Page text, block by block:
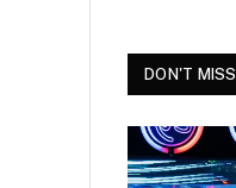
DON'T MISS